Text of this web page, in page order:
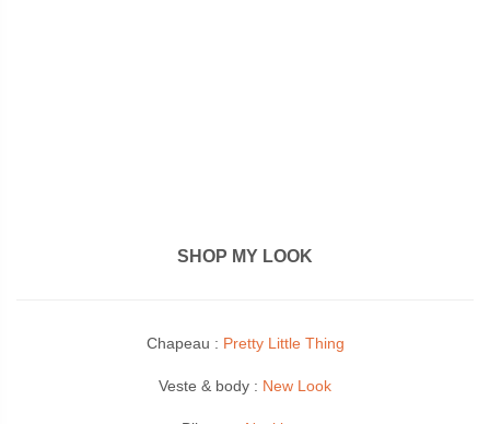
SHOP MY LOOK
Chapeau : Pretty Little Thing
Veste & body : New Look